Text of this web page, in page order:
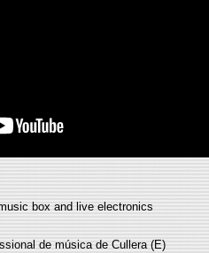
box and live electronics
de música de Cullera (E)